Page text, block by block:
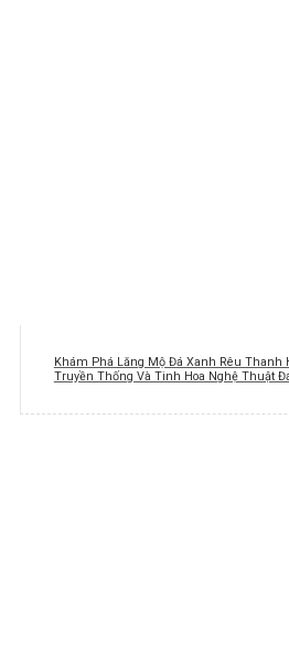
Khám Phá Lăng Mộ Đá Xanh Rêu Thanh
Truyền Thống Và Tinh Hoa Nghệ Thuật